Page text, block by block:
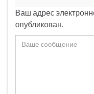
Ваш адрес
опубликован.